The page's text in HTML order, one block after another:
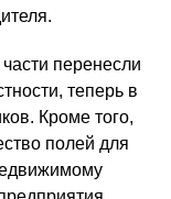
перенесли
теперь в
Кроме того,
полей для